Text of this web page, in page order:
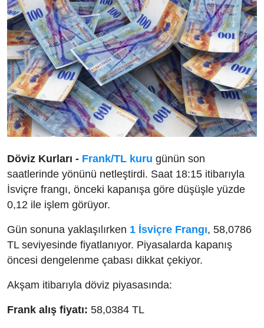
Döviz Kurları - Frank/TL kuru günün son
saatlerinde yönünü netleştirdi. Saat 18:15 itibarıyla
İsviçre frangı, önceki kapanışa göre düşüşle yüzde
0,12 ile işlem görüyor.
Gün sonuna yaklaşılırken 1 İsviçre Frangı, 58,0786
TL seviyesinde fiyatlanıyor. Piyasalarda kapanış
öncesi dengelenme çabası dikkat çekiyor.
Akşam itibarıyla döviz piyasasında:
Frank alış fiyatı: 58,0384 TL